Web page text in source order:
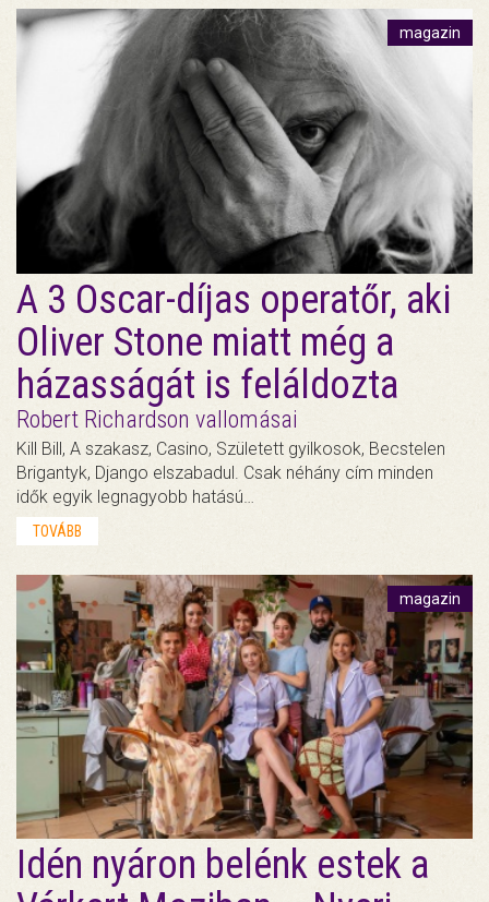
magazin
A 3 Oscar-díjas operatőr, aki
Oliver Stone miatt még a
házasságát is feláldozta
Robert Richardson vallomásai
Kill Bill, A szakasz, Casino, Született gyilkosok, Becstelen
Brigantyk, Django elszabadul. Csak néhány cím minden
idők egyik legnagyobb hatású…
TOVÁBB
magazin
Idén nyáron belénk estek a